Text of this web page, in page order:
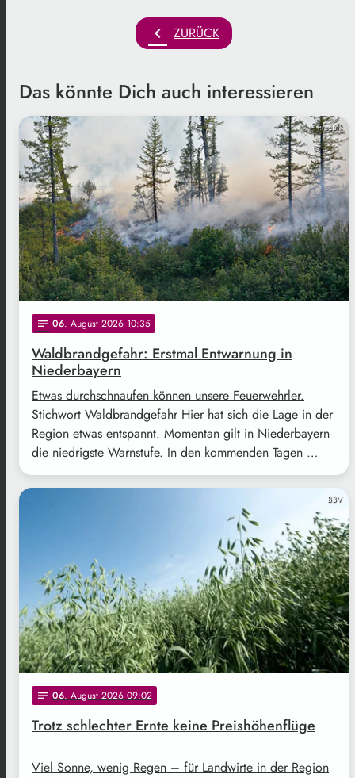
chevron_left ZURÜCK
Das könnte Dich auch interessieren
Freepik
notes 06. August 2026 10:35
Waldbrandgefahr: Erstmal Entwarnung in
Niederbayern
Etwas durchschnaufen können unsere Feuerwehrler.
Stichwort Waldbrandgefahr Hier hat sich die Lage in der
Region etwas entspannt. Momentan gilt in Niederbayern
die niedrigste Warnstufe. In den kommenden Tagen …
BBV
notes 06. August 2026 09:02
Trotz schlechter Ernte keine Preishöhenflüge
Viel Sonne, wenig Regen – für Landwirte in der Region